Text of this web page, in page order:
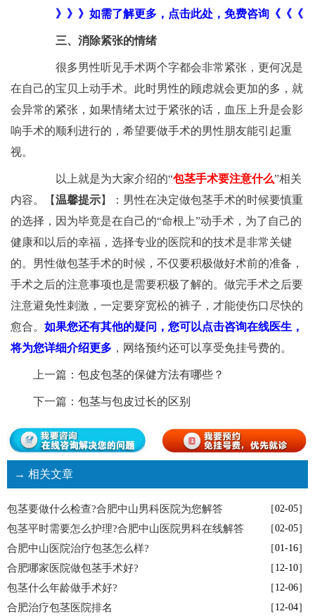
》》》如需了解更多，点击此处，免费咨询《《《
三、消除紧张的情绪
很多男性听见手术两个字都会非常紧张，更何况是
在自己的宝贝上动手术。此时男性的顾虑就会更加的多，就
会异常的紧张，如果情绪太过于紧张的话，血压上升是会影
响手术的顺利进行的，希望要做手术的男性朋友能引起重
视。
以上就是为大家介绍的“包茎手术要注意什么”相关
内容。【温馨提示】：男性在决定做包茎手术的时候要慎重
的选择，因为毕竟是在自己的“命根上”动手术，为了自己的
健康和以后的幸福，选择专业的医院和的技术是非常关键
的。男性做包茎手术的时候，不仅要积极做好术前的准备，
手术之后的注意事项也是需要积极了解的。做完手术之后要
注意避免性刺激，一定要穿宽松的裤子，才能使伤口尽快的
愈合。 如果您还有其他的疑问，您可以点击咨询在线医生，
将为您详细介绍更多 ，网络预约还可以享受免挂号费的。
上一篇： 包皮包茎的保健方法有哪些？
下一篇： 包茎与包皮过长的区别
→ 相关文章
［02-05］
包茎要做什么检查?合肥中山男科医院为您解答
［02-05］
包茎平时需要怎么护理?合肥中山医院男科在线解答
［01-16］
合肥中山医院治疗包茎怎么样?
［12-10］
合肥哪家医院做包茎手术好?
［12-06］
包茎什么年龄做手术好?
［12-04］
合肥治疗包茎医院排名